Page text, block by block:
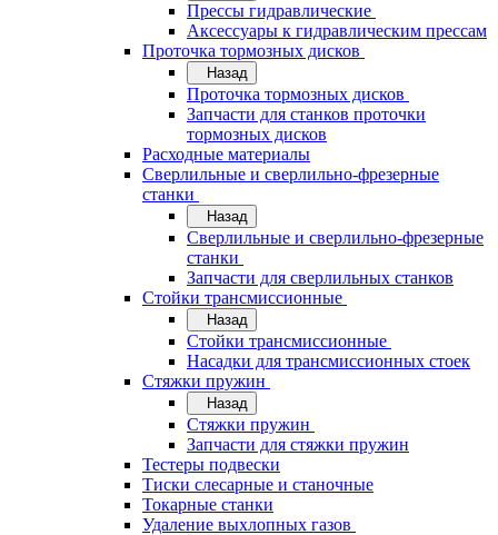
Прессы гидравлические
Аксессуары к гидравлическим прессам
Проточка тормозных дисков
Назад
Проточка тормозных дисков
Запчасти для станков проточки
тормозных дисков
Расходные материалы
Сверлильные и сверлильно-фрезерные
станки
Назад
Сверлильные и сверлильно-фрезерные
станки
Запчасти для сверлильных станков
Стойки трансмиссионные
Назад
Стойки трансмиссионные
Насадки для трансмиссионных стоек
Стяжки пружин
Назад
Стяжки пружин
Запчасти для стяжки пружин
Тестеры подвески
Тиски слесарные и станочные
Токарные станки
Удаление выхлопных газов